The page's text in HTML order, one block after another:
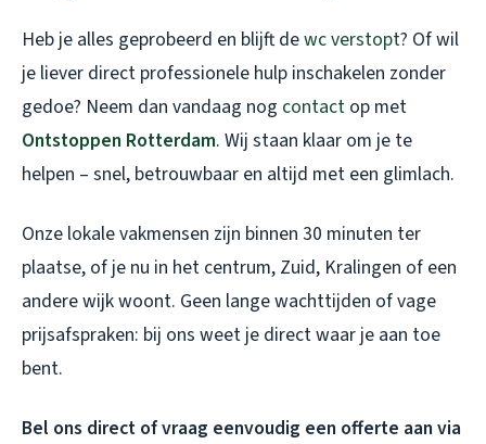
Heb je alles geprobeerd en blijft dewc verstopt? Of wil
je liever direct professionele hulp inschakelen zonder
gedoe? Neem dan vandaag nog contact op met
Ontstoppen Rotterdam. Wij staan klaar om je te
helpen – snel, betrouwbaar en altijd met een glimlach.
Onze lokale vakmensen zijn binnen 30 minuten ter
plaatse, of je nu in het centrum, Zuid, Kralingen of een
andere wijk woont. Geen lange wachttijden of vage
prijsafspraken: bij ons weet je direct waar je aan toe
bent.
Bel ons direct of vraag eenvoudig een offerte aan via